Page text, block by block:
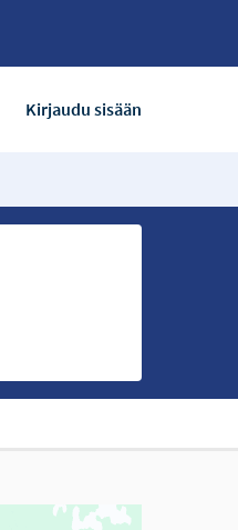
Kirjaudu sisään